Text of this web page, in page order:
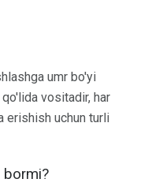
umr bo'yi
vositadir, har
erishish uchun turli
bormi?